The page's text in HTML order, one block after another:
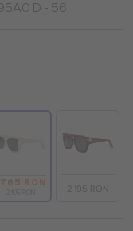
D - 56
765 RON
2 195 RON